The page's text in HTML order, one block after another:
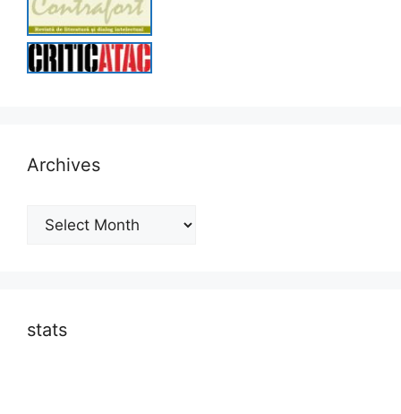
Archives
Archives
stats